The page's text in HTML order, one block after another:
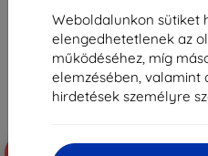
Weboldalunkon sütiket
elengedhetetlenek az
működéséhez, míg
elemzésében, valamint
hirdetések személyre
Raktáron 2 darab